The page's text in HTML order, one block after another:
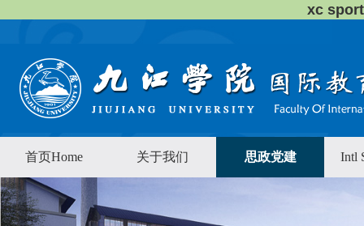
xc
首页Home 关于我们 思政党建 Intl